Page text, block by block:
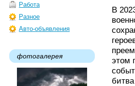
Работа
Разное
Авто-объявления
фотогалерея
В
этом